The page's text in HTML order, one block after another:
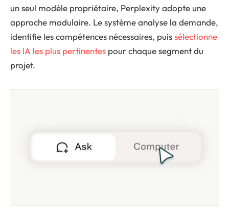
un seul modèle propriétaire, Perplexity adopte une
approche modulaire. Le système analyse la demande,
identifie les compétences nécessaires, puissélectionne
les IA les plus pertinentes pour chaque segment du
projet.